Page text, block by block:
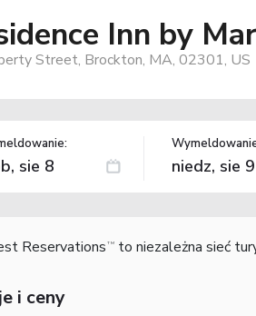
Inn by
Street, Brockton, MA, 02301, US
Reservations TM to niezależna sieć
i ceny